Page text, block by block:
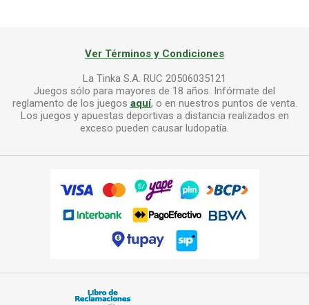
Ver Términos y Condiciones
La Tinka S.A. RUC 20506035121
Juegos sólo para mayores de 18 años. Infórmate del
reglamento de los juegos aquí, o en nuestros puntos de venta.
Los juegos y apuestas deportivas a distancia realizados en
exceso pueden causar ludopatía.